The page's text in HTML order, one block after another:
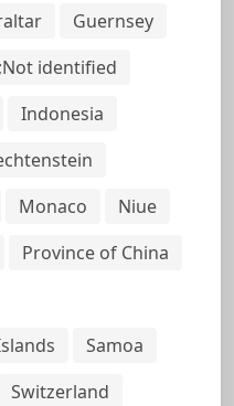
Guernsey
identified
Indonesia
Monaco
Niue
Province of China
Samoa
Switzerland